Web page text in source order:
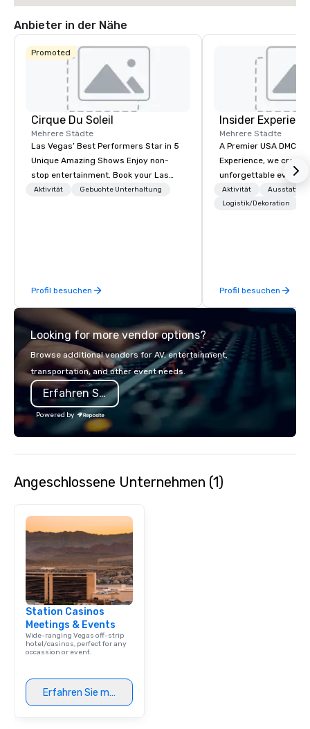
Anbieter in der Nähe
Promoted
Cirque Du Soleil
Mehrere Städte
Las Vegas’ Best Performers Star in 5
Unique Amazing Shows Enjoy non-
stop entertainment. Book your Las
Vegas show tickets.
Aktivität Gebuchte Unterhaltung
Profil besuchen
Insider
Mehrere Städte
A Premier USA DMC Partner
Experience, we create
unforgettable events
access to premium
class entertainment,
times, all-inclusive
turnarounds, strong
precision. We operate
in key destinations
Los Angeles, San
offices enable us to
across multiple time zones.
Aktivität
Logistik/Dekoration
Profil besuchen
Looking for more vendor options?
Browse additional vendors for AV, entertainment,
transportation, and other event needs.
Erfahren Sie mehr
Powered by
Angeschlossene Unternehmen (1)
Station Casinos
Meetings & Events
Wide-ranging Vegas off-strip
hotel/casinos, perfect for any
occassion or event.
Erfahren Sie mehr